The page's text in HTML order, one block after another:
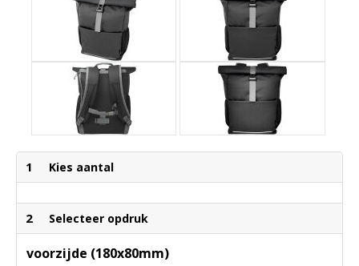
1 Kies aantal
2 Selecteer opdruk
voorzijde (180x80mm)